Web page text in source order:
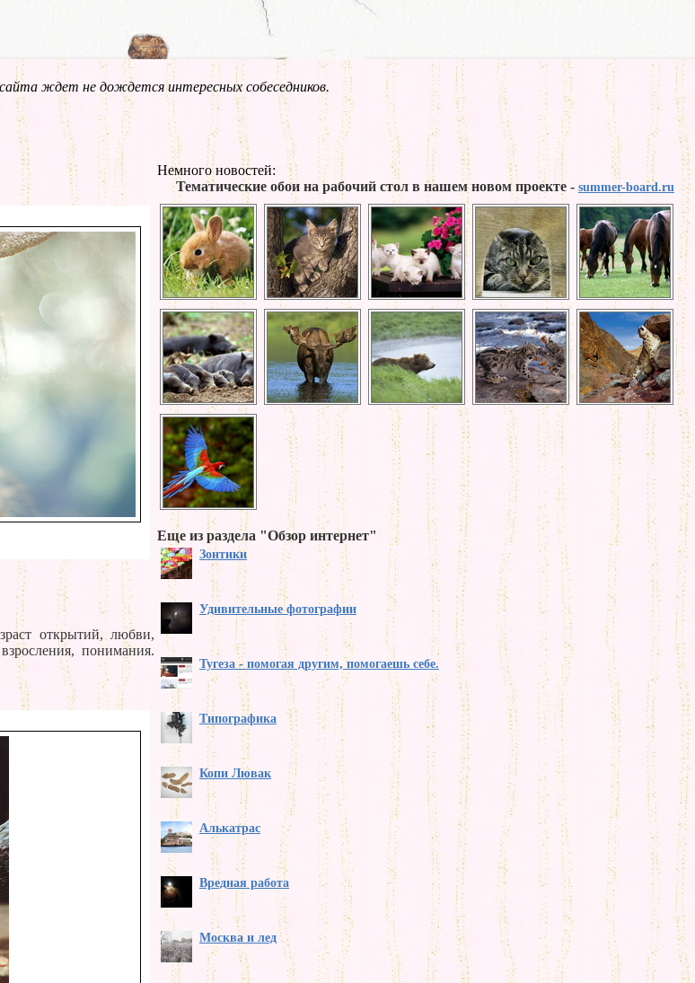
ждет не дождется интересных собеседников.
открытий, любви,
понимания.
Немного новостей:
Тематические обои на рабочий стол в нашем новом проекте - summer-board.ru
Еще из раздела "Обзор интернет"
Зонтики
Удивительные фотографии
Тугеза - помогая другим, помогаешь себе.
Типографика
Копи Лювак
Алькатрас
Вредная работа
Москва и лед